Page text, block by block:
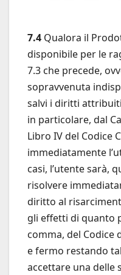
7.4 Qualora il
disponibile per le
7.3 che precede,
sopravvenuta
salvi i diritti
in particolare, dal
Libro IV del Codice
immediatamente
casi, l’utente sarà,
risolvere
diritto al
gli effetti di quanto
comma, del Codice
e fermo restando
accettare una delle